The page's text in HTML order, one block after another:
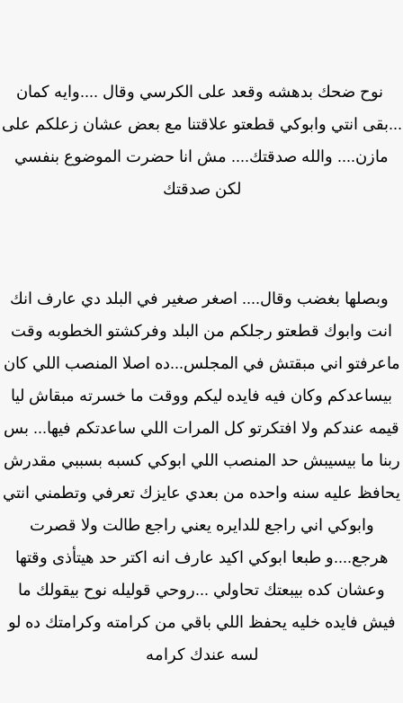
نوح ضحك بدهشه وقعد على الكرسي وقال ....وايه كمان
انتي وابوكي قطعتو علاقتنا مع بعض عشان زعلكم على
والله صدقتك.... مش انا حضرت الموضوع بنفسي
لكن صدقتك
بغضب وقال.... اصغر صغير في البلد دي عارف انك
وابوك قطعتو رجلكم من البلد وفركشتو الخطوبه وقت
اني مبقتش في المجلس...ده اصلا المنصب اللي كان
وكان فيه فايده ليكم ووقت ما خسرته مبقاش ليا
عندكم ولا افتكرتو كل المرات اللي ساعدتكم فيها... بس
ما بيسيبش حد المنصب اللي ابوكي كسبه بسببي مقدرش
عليه سنه واحده من بعدي عايزك تعرفي وتطمني انتي
وابوكي اني راجع للدايره يعني راجع طالت ولا قصرت
طبعا ابوكي اكيد عارف انه اكتر حد هيتأذى وقتها
وعشان كده بيبعتك تحاولي ...روحي قوليله نوح بيقولك ما
فايده خليه يحفظ اللي باقي من كرامته وكرامتك ده لو
لسه عندك كرامه